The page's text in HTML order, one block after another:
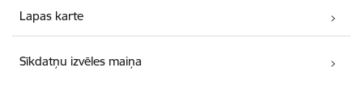
Lapas karte
Sīkdatņu izvēles maiņa